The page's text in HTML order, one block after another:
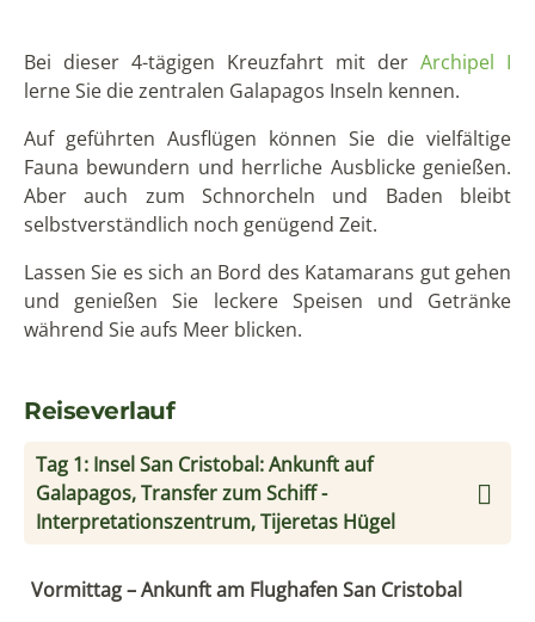
Bei dieser 4-tägigen Kreuzfahrt mit der Archipel I
lerne Sie die zentralen Galapagos Inseln kennen.
Auf geführten Ausflügen können Sie die vielfältige
Fauna bewundern und herrliche Ausblicke genießen.
Aber auch zum Schnorcheln und Baden bleibt
selbstverständlich noch genügend Zeit.
Lassen Sie es sich an Bord des Katamarans gut gehen
und genießen Sie leckere Speisen und Getränke
während Sie aufs Meer blicken.
Reiseverlauf
Tag 1: Insel San Cristobal: Ankunft auf
Galapagos, Transfer zum Schiff -
Interpretationszentrum, Tijeretas Hügel
Vormittag – Ankunft am Flughafen San Cristobal